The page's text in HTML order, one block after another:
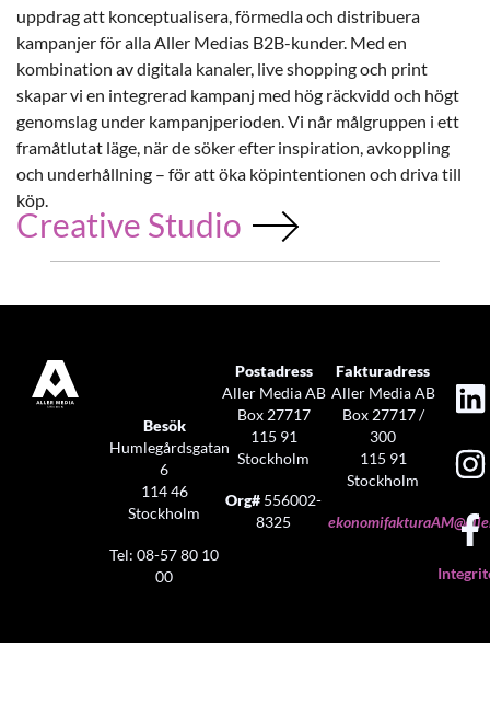
uppdrag att konceptualisera, förmedla och distribuera
kampanjer för alla Aller Medias B2B-kunder. Med en
kombination av digitala kanaler, live shopping och print
skapar vi en integrerad kampanj med hög räckvidd och högt
genomslag under kampanjperioden. Vi når målgruppen i ett
framåtlutat läge, när de söker efter inspiration, avkoppling
och underhållning – för att öka köpintentionen och driva till
köp.
Creative Studio
Besök
Humlegårdsgatan
6
114 46
Stockholm
Tel: 08-57 80 10
00
Postadress
Aller Media AB
Box 27717
115 91
Stockholm
Org# 556002-
8325
Fakturadress
Aller Media AB
Box 27717 /
300
115 91
Stockholm